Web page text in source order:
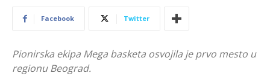
Facebook Twitter
Pionirska ekipa Mega basketa osvojila je prvo mesto u
regionu Beograd.